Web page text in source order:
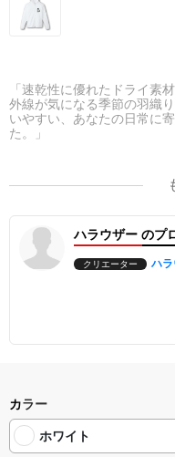
「速乾性に優れたドライ素
外線が気になる季節の羽織
いやすい、あなたの日常に
た。」
・素材：ポリエステル100％
・受注生産アイテム
・送料無料
【お届けについて】
発送目安： ご入金確認後
ます。
到着まで少しお時間をいた
すと幸いです。
ハラウザー のプ
クリエーター ハ
カラー
ホワイト